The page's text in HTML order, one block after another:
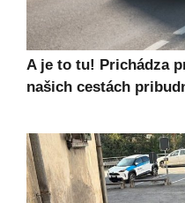
A je to tu! Prichádza
našich cestách